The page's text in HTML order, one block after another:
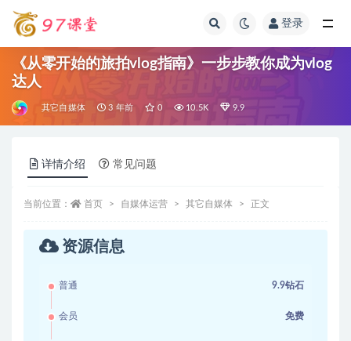
登录
《从零开始的旅拍vlog指南》一步步教你成为vlog
达人
其它自媒体 3 年前 0 10.5K 9.9
详情介绍 常见问题
当前位置： 首页 自媒体运营 其它自媒体 正文
资源信息
普通 9.9钻石
会员 免费